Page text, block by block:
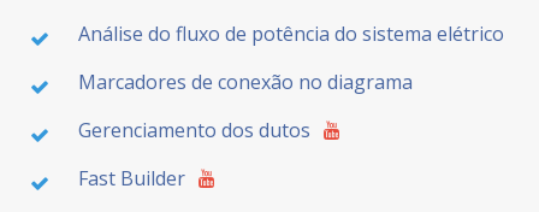
Análise do fluxo de potência do sistema elétrico
Marcadores de conexão no diagrama
Gerenciamento dos dutos
Fast Builder